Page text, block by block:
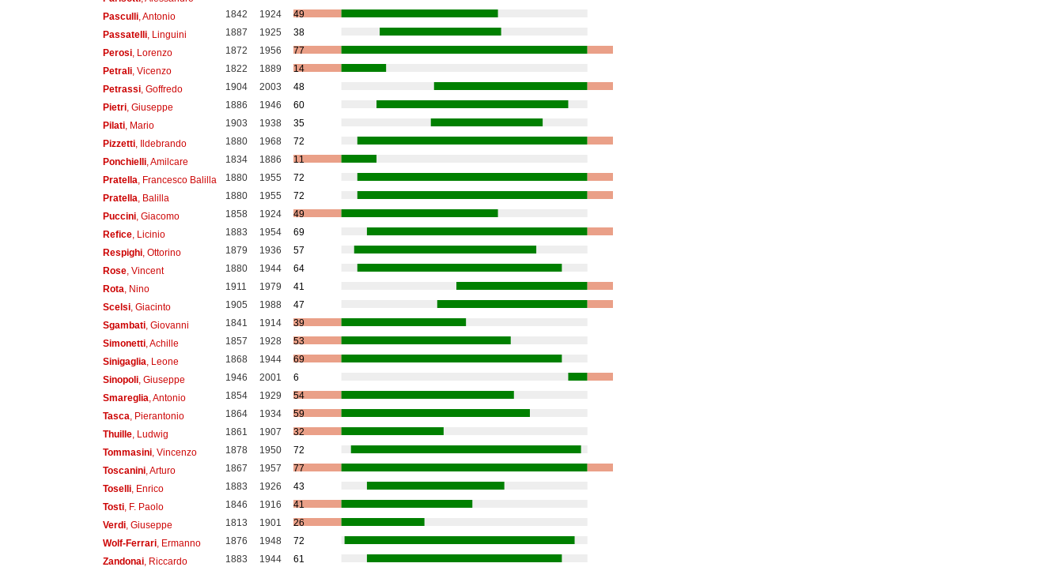
Pasculli, Antonio 1842 1924
49
Passatelli, Linguini 1887 1925
38
Perosi, Lorenzo 1872 1956
77
Petrali, Vicenzo 1822 1889
14
Petrassi, Goffredo 1904 2003
48
Pietri, Giuseppe 1886 1946
60
Pilati, Mario 1903 1938
35
Pizzetti, Ildebrando 1880 1968
72
Ponchielli, Amilcare 1834 1886
11
Pratella , Francesco Balilla 1880 1955
72
Pratella , Balilla 1880 1955
72
Puccini, Giacomo 1858 1924
49
Refice, Licinio 1883 1954
69
Respighi, Ottorino 1879 1936
57
Rose, Vincent 1880 1944
64
Rota , Nino 1911 1979
41
Scelsi, Giacinto 1905 1988
47
Sgambati, Giovanni 1841 1914
39
Simonetti, Achille 1857 1928
53
Sinigaglia , Leone 1868 1944
69
Sinopoli, Giuseppe 1946 2001
6
Smareglia , Antonio 1854 1929
54
Tasca , Pierantonio 1864 1934
59
Thuille, Ludwig 1861 1907
32
Tommasini, Vincenzo 1878 1950
72
Toscanini, Arturo 1867 1957
77
Toselli, Enrico 1883 1926
43
Tosti, F. Paolo 1846 1916
41
Verdi, Giuseppe 1813 1901
26
Wolf-Ferrari, Ermanno 1876 1948
72
Zandonai, Riccardo 1883 1944 61